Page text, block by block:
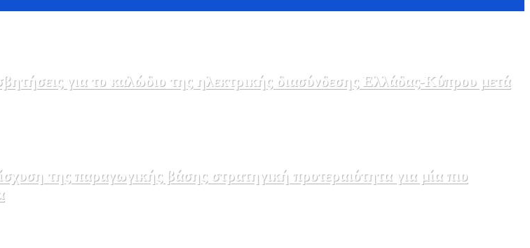
για το καλώδιο της ηλεκτρικής διασύνδεσης Ελλάδας-Κύπρου μετά
της παραγωγικής βάσης στρατηγική προτεραιότητα για μία πιο